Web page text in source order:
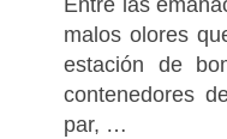
malos olores
estación de
contenedores
par, …